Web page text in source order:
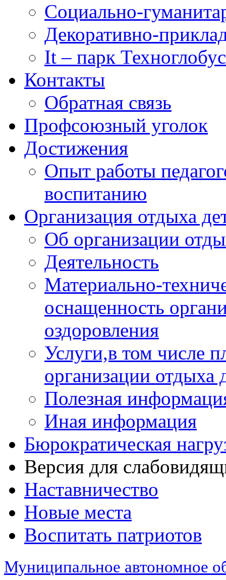
Социально-
Декоративно-
It – парк Техноглобус
Контакты
Обратная связь
Профсоюзный уголок
Достижения
Опыт работы
воспитанию
Организация отдыха
Об организации
Деятельность
Материально-
оснащенность
оздоровления
Услуги,в том числе
организации отдыха
Полезная
Иная информация
Бюрократическая
Версия для
Наставничество
Новые места
Воспитать патриотов
Муниципальное автономное